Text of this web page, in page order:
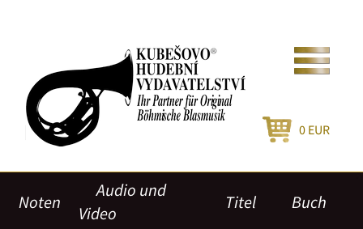
0 EUR
Noten
Audio und
Video
Titel Buch